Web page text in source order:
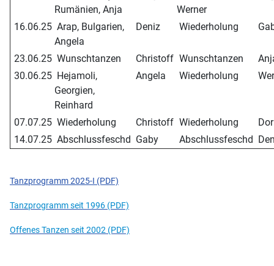
Rumänien, Anja
Werner
16.06.25 Arap, Bulgarien,
Angela
Deniz Wiederholung
23.06.25 Wunschtanzen Christoff Wunschtanzen
30.06.25 Hejamoli,
Georgien,
Reinhard
Angela Wiederholung
07.07.25 Wiederholung Christoff Wiederholung
14.07.25 Abschlussfeschd Gaby Abschlussfeschd
Tanzprogramm 2025-I (PDF)
Tanzprogramm seit 1996 (PDF)
Offenes Tanzen seit 2002 (PDF)